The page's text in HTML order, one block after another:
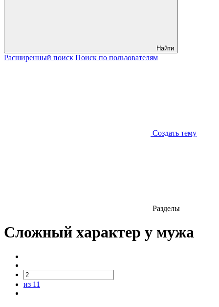
Найти
Расширенный поиск Поиск по пользователям
Создать тему
Разделы
Сложный характер у мужа
из 11